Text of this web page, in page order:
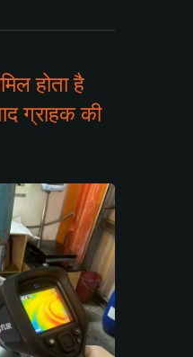
होता है
ग्राहक की